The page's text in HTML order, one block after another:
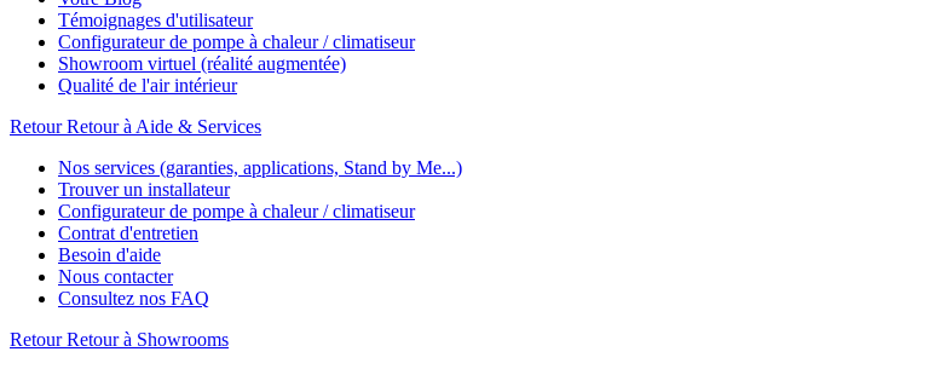
Témoignages d'utilisateur
Configurateur de pompe à chaleur / climatiseur
Showroom virtuel (réalité augmentée)
Qualité de l'air intérieur
Retour Retour à Aide & Services
Nos services (garanties, applications, Stand by Me...)
Trouver un installateur
Configurateur de pompe à chaleur / climatiseur
Contrat d'entretien
Besoin d'aide
Nous contacter
Consultez nos FAQ
Retour Retour à Showrooms